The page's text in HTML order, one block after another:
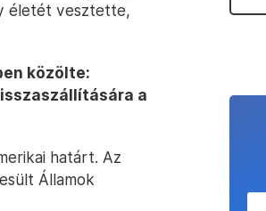
életét vesztette,
közölte:
a
határt. Az
Államok